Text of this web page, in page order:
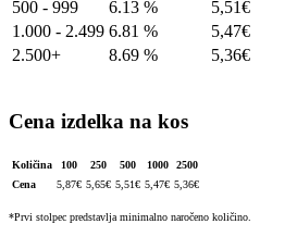
500 - 999
6.13 % 5,51€
1.000 - 2.499 6.81 % 5,47€
2.500+
8.69 % 5,36€
Cena izdelka na kos
Količina 100 250 500 1000
2500
Cena
5,87€ 5,65€ 5,51€ 5,47€ 5,36€
*Prvi stolpec predstavlja minimalno naročeno količino.